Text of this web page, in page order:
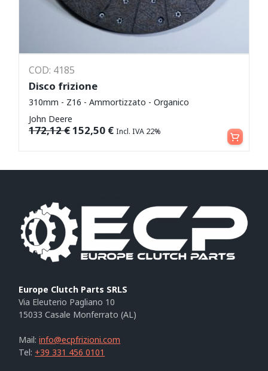
COD: 4185
Disco frizione
310mm - Z16 - Ammortizzato - Organico
John Deere
172,12€152,50 € Incl. IVA 22% Aggiungi al carrello
Europe Clutch Parts SRLS
Via Eleuterio Pagliano 10
15033 Casale Monferrato (AL)
Mail:info@ecpfrizioni.com
Tel: +39 331 456 0101